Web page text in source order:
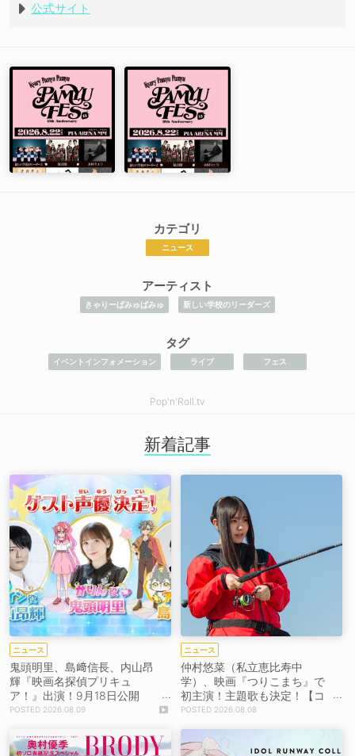
公式サイト
カテゴリ
ニュース
アーティスト
きゃりーぱみゅぱみゅ 新しい学校のリーダーズ
タグ
イベントインフォメーション ライブ フェス
Pop'n'Roll.tv
新着記事
ニュース
鬼頭明里、島﨑信長、内山昂
輝『映画名探偵プリキュ
ア！』出演！9月18日公開
【コメントあり】
2026.08.09
ニュース
仲村悠菜（私立恵比寿中
学）、映画『つりこまち』で
初主演！主題歌も決定！【コ
メントあり】
2026.08.08